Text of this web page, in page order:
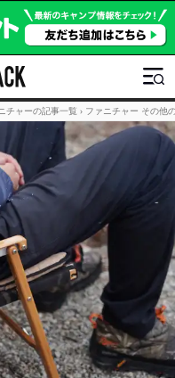
チャーの記事一覧 › ファニチャー その他